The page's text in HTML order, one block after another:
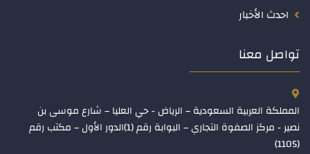
احدث الأخبار
تواصل معنا
المملكة العربية السعودية – الرياض - حي العليا – شارع موسى بن
نصير - مركز الصفوة التجاري – البوابة رقم (1)الدور الأول – مكتب رقم
(1105)